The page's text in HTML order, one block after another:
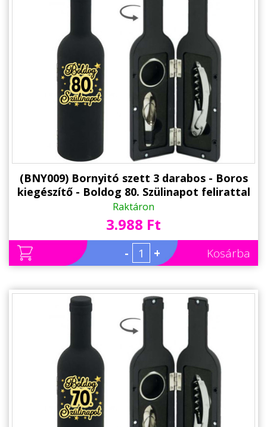
(BNY009) Bornyitó szett 3 darabos - Boros
kiegészítő - Boldog 80. Szülinapot felirattal
- Ajándék 80. Szülinapra
Raktáron
3.988 Ft
- + Kosárba